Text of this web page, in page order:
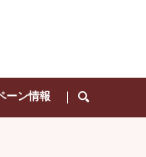
ーン情報 search